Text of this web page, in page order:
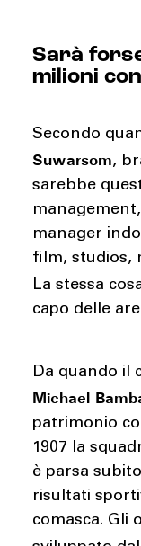
Sarà
milioni
Secondo
Suwarsom,
sarebbe
manager
film, studios,
La stessa
capo delle
Da quando il
Michael
patrimonio
1907 la
è parsa
risultati
comasca. Gli